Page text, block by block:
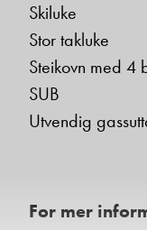
Skiluke
Stor takluke
Steikovn med 4
SUB
Utvendig
For mer